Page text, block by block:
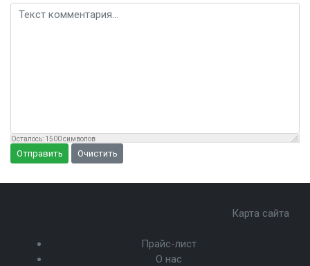
Текст комментария
Осталось: 1500символов
Отправить Очистить
Прайс-лист
О нас
Карта сайта